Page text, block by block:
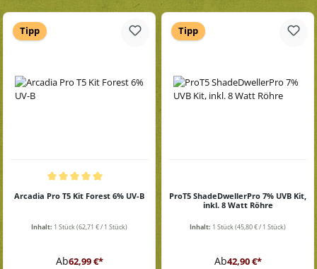
Tipp
Durchschnittliche Bewertung von 5 von 5 Sternen
Arcadia Pro T5 Kit Forest 6% UV-B
Inhalt: 1 Stück(62,71 € / 1 Stück)
Regulärer Preis:
Ab62,99 €*
Tipp
ProT5 ShadeDwellerPro 7% UVB Kit,
inkl. 8 Watt Röhre
Inhalt: 1 Stück(45,80 € / 1 Stück)
Regulärer Preis:
Ab42,90 €*